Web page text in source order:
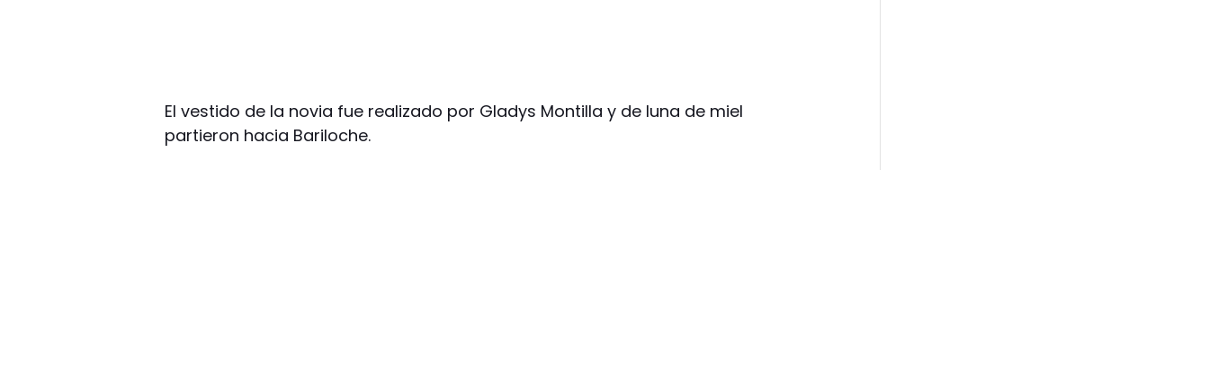
El vestido de la novia fue realizado por Gladys Montilla y de luna de miel
partieron hacia Bariloche.